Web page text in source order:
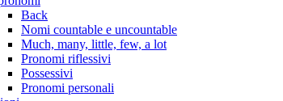
Back
Nomi countable e uncountable
Much, many, little, few, a lot
Pronomi riflessivi
Possessivi
Pronomi personali